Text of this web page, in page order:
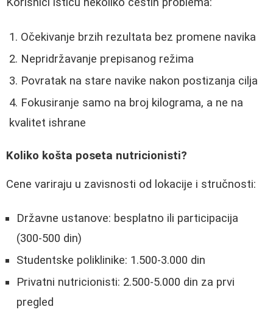
Očekivanje brzih rezultata bez promene navika
Nepridržavanje prepisanog režima
Povratak na stare navike nakon postizanja cilja
Fokusiranje samo na broj kilograma, a ne na
kvalitet ishrane
Koliko košta poseta nutricionisti?
Cene variraju u zavisnosti od lokacije i stručnosti:
Državne ustanove: besplatno ili participacija
(300-500 din)
Studentske poliklinike: 1.500-3.000 din
Privatni nutricionisti: 2.500-5.000 din za prvi
pregled